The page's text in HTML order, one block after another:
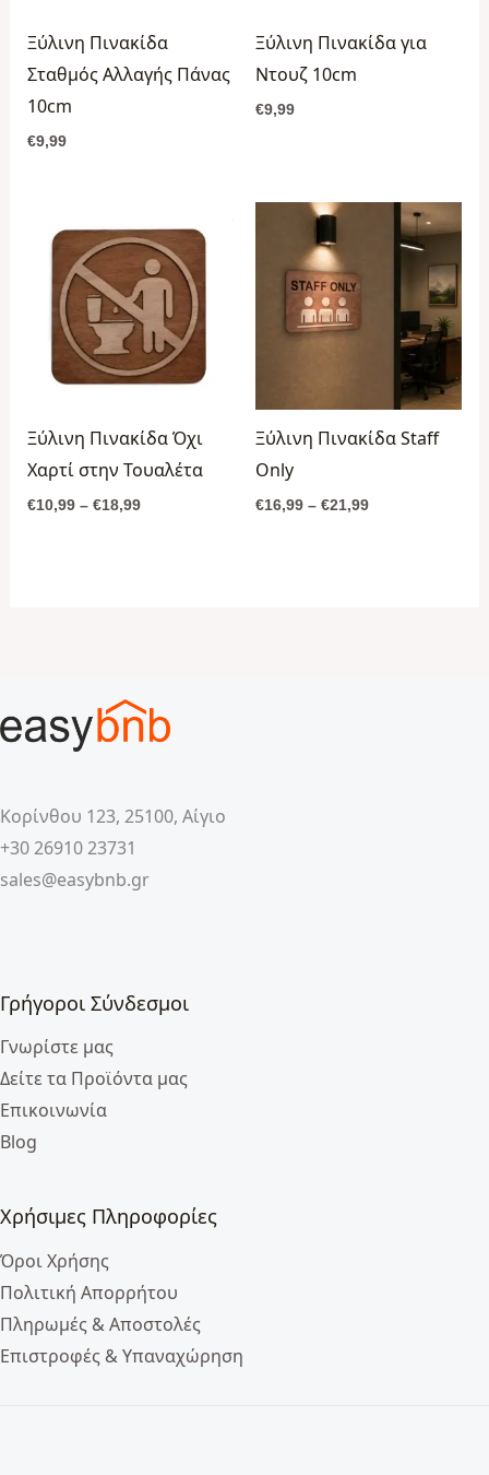
Ξύλινη Πινακίδα
Σταθμός Αλλαγής Πάνας
10cm
€9,99
Ξύλινη Πινακίδα για
Ντουζ 10cm
€9,99
Ξύλινη Πινακίδα Όχι
Χαρτί στην Τουαλέτα
€10,99 – €18,99
range:
€10,99
through
€18,99
Ξύλινη Πινακίδα Staff
Only
€16,99 – €21,99
range:
€16,99
Κορίνθου 123, 25100, Αίγιο
+30 26910 23731
sales@easybnb.gr
Γρήγοροι Σύνδεσμοι
Γνωρίστε μας
Δείτε τα Προϊόντα μας
Επικοινωνία
Blog
Χρήσιμες Πληροφορίες
Όροι Χρήσης
Πολιτική Απορρήτου
Πληρωμές & Αποστολές
Επιστροφές & Υπαναχώρηση